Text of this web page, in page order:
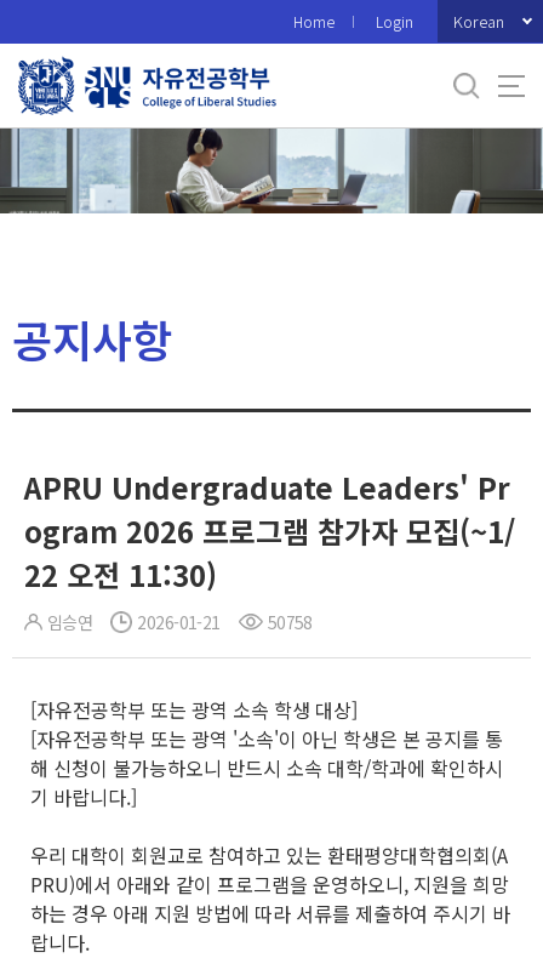
로
메
Home Login Korean
공지사항
APRU Undergraduate Leaders' Pr
ogram 2026 프로그램 참가자 모집(~1/
22 오전 11:30)
임승연 2026-01-21 50758
[자유전공학부 또는 광역 소속 학생 대상]
[자유전공학부 또는 광역 '소속'이 아닌 학생은 본 공지를 통
해 신청이 불가능하오니 반드시 소속 대학/학과에 확인하시
기 바랍니다.]
우리 대학이 회원교로 참여하고 있는 환태평양대학협의회(A
PRU)에서 아래와 같이 프로그램을 운영하오니, 지원을 희망
하는 경우 아래 지원 방법에 따라 서류를 제출하여 주시기 바
랍니다.